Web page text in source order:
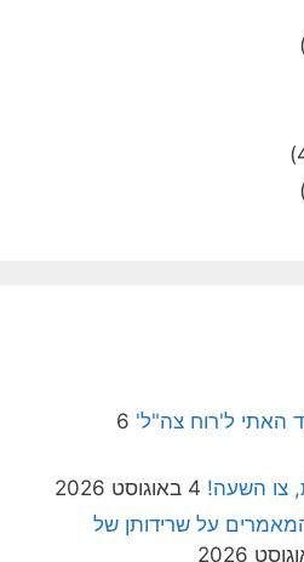
האתי ל'רוח צה"ל' 6
צו השעה! 4 באוגוסט 2026
על שרידותן של